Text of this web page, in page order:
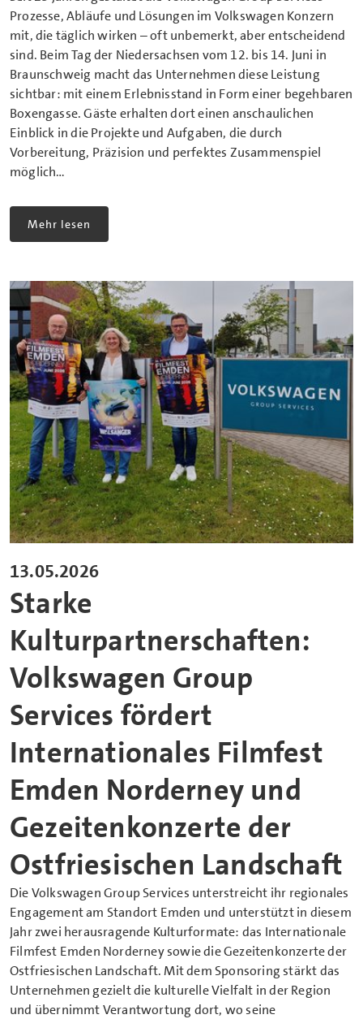
Prozesse, Abläufe und Lösungen im Volkswagen Konzern
mit, die täglich wirken – oft unbemerkt, aber entscheidend
sind. Beim Tag der Niedersachsen vom 12. bis 14. Juni in
Braunschweig macht das Unternehmen diese Leistung
sichtbar: mit einem Erlebnisstand in Form einer begehbaren
Boxengasse. Gäste erhalten dort einen anschaulichen
Einblick in die Projekte und Aufgaben, die durch
Vorbereitung, Präzision und perfektes Zusammenspiel
möglich…
Mehr lesen
13.05.2026
Starke
Kulturpartnerschaften:
Volkswagen Group
Services fördert
Internationales Filmfest
Emden Norderney und
Gezeitenkonzerte der
Ostfriesischen Landschaft
Die Volkswagen Group Services unterstreicht ihr regionales
Engagement am Standort Emden und unterstützt in diesem
Jahr zwei herausragende Kulturformate: das Internationale
Filmfest Emden Norderney sowie die Gezeitenkonzerte der
Ostfriesischen Landschaft. Mit dem Sponsoring stärkt das
Unternehmen gezielt die kulturelle Vielfalt in der Region
und übernimmt Verantwortung dort, wo seine